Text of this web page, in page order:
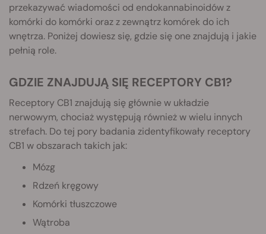
przekazywać wiadomości od endokannabinoidów z
komórki do komórki oraz z zewnątrz komórek do ich
wnętrza. Poniżej dowiesz się, gdzie się one znajdują i jakie
pełnią role.
GDZIE ZNAJDUJĄ SIĘ RECEPTORY CB1?
Receptory CB1 znajdują się głównie w układzie
nerwowym, chociaż występują również w wielu innych
strefach. Do tej pory badania zidentyfikowały receptory
CB1 w obszarach takich jak:
Mózg
Rdzeń kręgowy
Komórki tłuszczowe
Wątroba